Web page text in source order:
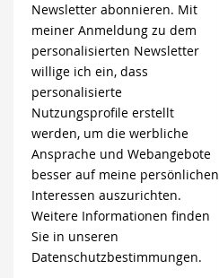
Newsletter abonnieren. Mit
meiner Anmeldung zu dem
personalisierten Newsletter
willige ich ein, dass
personalisierte
Nutzungsprofile erstellt
werden, um die werbliche
Ansprache und Webangebote
besser auf meine persönlichen
Interessen auszurichten.
Weitere Informationen finden
Sie in unseren
Datenschutzbestimmungen.